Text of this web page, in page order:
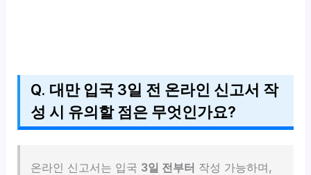
Q. 대만 입국 3일 전 온라인 신고서 작
성 시 유의할 점은 무엇인가요?
온라인 신고서는 입국 3일 전부터 작성 가능하며,